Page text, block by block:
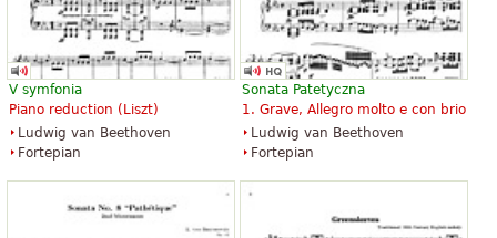
V symfonia
Piano reduction (Liszt)
Ludwig van Beethoven
Fortepian
Sonata Patetyczna
1. Grave, Allegro molto e con brio
Ludwig van Beethoven
Fortepian